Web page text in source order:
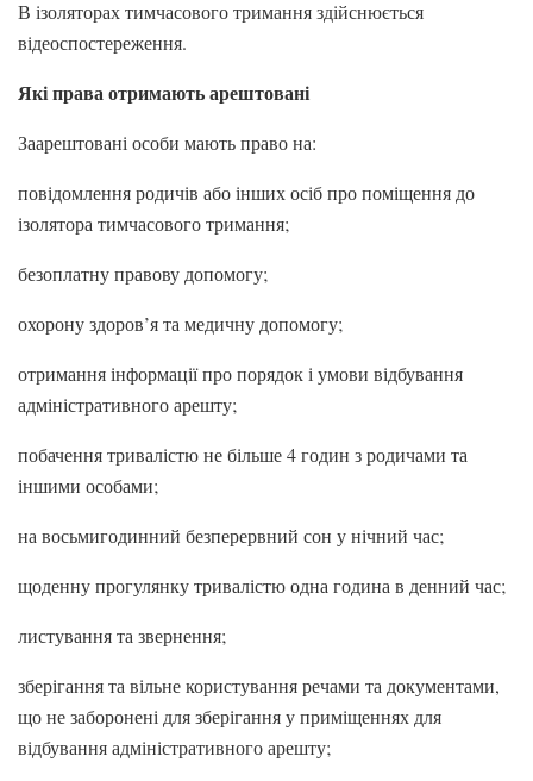
В ізоляторах тимчасового тримання здійснюється
відеоспостереження.
Які права отримають арештовані
Заарештовані особи мають право на:
повідомлення родичів або інших осіб про поміщення до
ізолятора тимчасового тримання;
безоплатну правову допомогу;
охорону здоров’я та медичну допомогу;
отримання інформації про порядок і умови відбування
адміністративного арешту;
побачення тривалістю не більше 4 годин з родичами та
іншими особами;
на восьмигодинний безперервний сон у нічний час;
щоденну прогулянку тривалістю одна година в денний час;
листування та звернення;
зберігання та вільне користування речами та документами,
що не заборонені для зберігання у приміщеннях для
відбування адміністративного арешту;